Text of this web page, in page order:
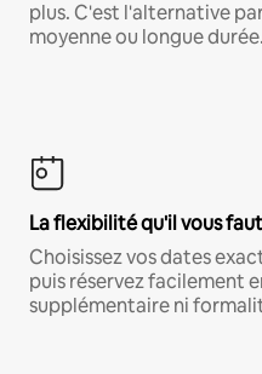
plus. C'est l'alternative
moyenne ou longue durée.
La flexibilité qu'il vous faut
Choisissez vos dates
puis réservez facilement
supplémentaire ni